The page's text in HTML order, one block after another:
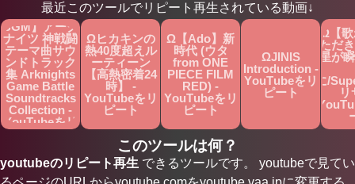
最近このツールでリピート再生されている動画↓
Ω【作業用
BGM】アーク
ナイツ 神戦闘
テーマ曲サウ
ンドトラック
集 Arknights
Game Battle
Soundtracks
Collection -
YouTubeをリ
ピート
Ωヒカキンの
熱40度超えル
ーティーン
【高熱密着24
時】 -
YouTubeをリ
ピート
Ω【Ado】新
時代 (ウタ
from ONE
PIECE FILM
RED) -
YouTubeをリ
ピート
ΩJINIS
Introduction -
YouTubeをリ
ピート
Ω【
ただ
星が
に/
リ
このツールは何？
youtubeのリピート再生 できるツールです。 youtubeで見てい